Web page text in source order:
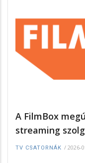
A FilmBox
streaming
TV CSATORNÁK / 2026-